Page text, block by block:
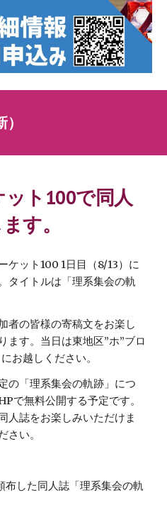
）
ト100で同人
す。
ケット100 1日目（8/13）に
タイトルは「理系集会の軌
者の皆様の寄稿文をお楽し
ます。当日は東地区”ホ”ブロ
お越しください。
の「理系集会の軌跡」につ
で無料公開する予定です。
人誌をお楽しみいただけま
さい。
布した同人誌「理系集会の軌